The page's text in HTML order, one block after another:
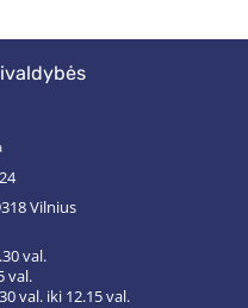
Vilnius
val.
val.
val. iki 12.15 val.